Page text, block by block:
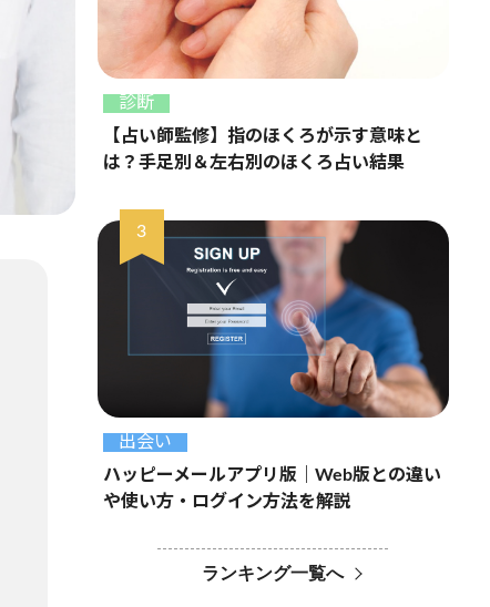
診断
【占い師監修】指のほくろが示す意味と
は？手足別＆左右別のほくろ占い結果
出会い
ハッピーメールアプリ版｜Web版との違い
や使い方・ログイン方法を解説
ランキング一覧へ